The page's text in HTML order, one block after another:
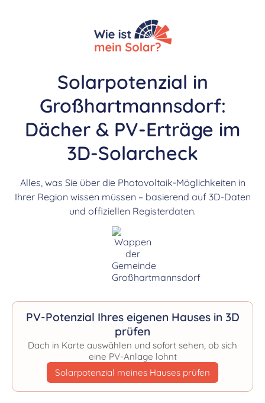
Solarpotenzial in
Großhartmannsdorf:
Dächer & PV-Erträge im
3D-Solarcheck
Alles, was Sie über die Photovoltaik-Möglichkeiten in
Ihrer Region wissen müssen – basierend auf 3D-Daten
und offiziellen Registerdaten.
PV-Potenzial Ihres eigenen Hauses in 3D
prüfen
Dach in Karte auswählen und sofort sehen, ob sich
eine PV-Anlage lohnt
Solarpotenzial meines Hauses prüfen